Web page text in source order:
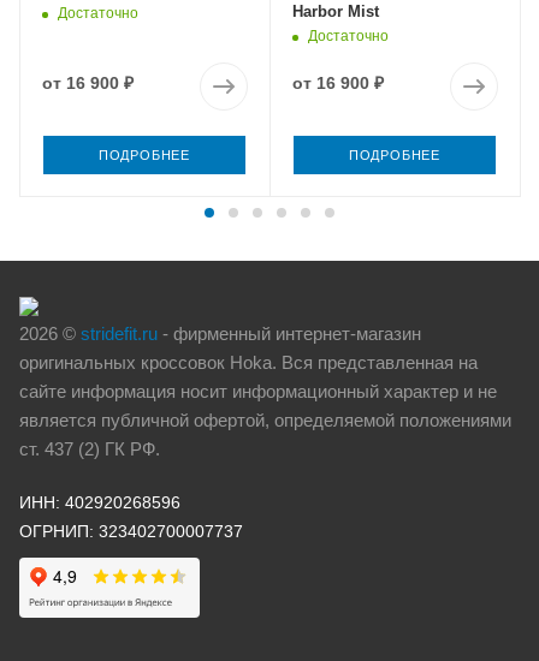
Достаточно
от 16 900 ₽
ПОДРОБНЕЕ
Harbor Mist
Достаточно
от 16 900 ₽
ПОДРОБНЕЕ
2026 © stridefit.ru - фирменный интернет-магазин
оригинальных кроссовок Hoka. Вся представленная на
сайте информация носит информационный характер и не
является публичной офертой, определяемой положениями
ст. 437 (2) ГК РФ.
ИНН: 402920268596
ОГРНИП: 323402700007737